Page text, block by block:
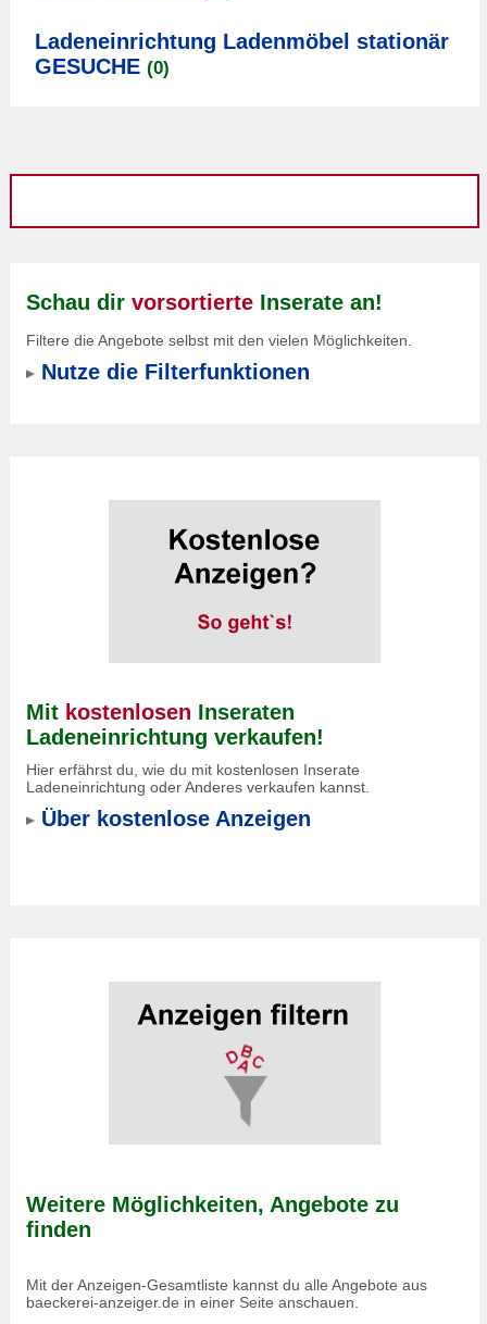
Ladeneinrichtung Ladenmöbel stationär
GESUCHE (0)
Schau dir vorsortierte Inserate an!
Filtere die Angebote selbst mit den vielen Möglichkeiten.
Nutze die Filterfunktionen
Mit kostenlosen Inseraten
Ladeneinrichtung verkaufen!
Hier erfährst du, wie du mit kostenlosen Inserate
Ladeneinrichtung oder Anderes verkaufen kannst.
Über kostenlose Anzeigen
Weitere Möglichkeiten, Angebote zu
finden
Mit der Anzeigen-Gesamtliste kannst du alle Angebote aus
baeckerei-anzeiger.de in einer Seite anschauen.